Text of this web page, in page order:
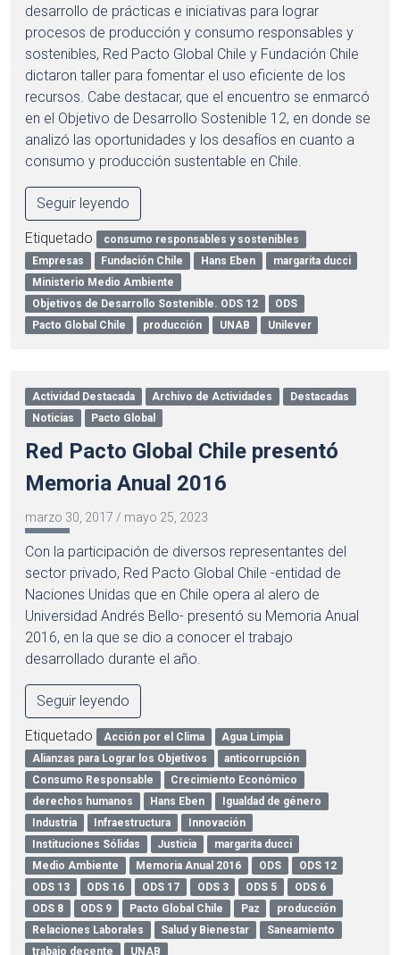
desarrollo de prácticas e iniciativas para lograr
procesos de producción y consumo responsables y
sostenibles, Red Pacto Global Chile y Fundación Chile
dictaron taller para fomentar el uso eficiente de los
recursos. Cabe destacar, que el encuentro se enmarcó
en el Objetivo de Desarrollo Sostenible 12, en donde se
analizó las oportunidades y los desafíos en cuanto a
consumo y producción sustentable en Chile.
Seguir leyendo
Etiquetado
consumo responsables y sostenibles
Empresas
Fundación Chile Hans Eben
margarita ducci
Ministerio Medio Ambiente
Objetivos de Desarrollo Sostenible. ODS 12
ODS
Pacto Global Chile
producción UNAB Unilever
Actividad Destacada Archivo de Actividades
Destacadas
Noticias
Pacto Global
Red Pacto Global Chile presentó
Memoria Anual 2016
marzo 30, 2017 / mayo 25, 2023
Con la participación de diversos representantes del
sector privado, Red Pacto Global Chile -entidad de
Naciones Unidas que en Chile opera al alero de
Universidad Andrés Bello- presentó su Memoria Anual
2016, en la que se dio a conocer el trabajo
desarrollado durante el año.
Seguir leyendo
Etiquetado Acción por el Clima
Agua Limpia
Alianzas para Lograr los Objetivos
anticorrupción
Consumo Responsable
Crecimiento Económico
derechos humanos
Hans Eben
Igualdad de género
Industria
Infraestructura
Innovación
Instituciones Sólidas
Justicia
margarita ducci
Medio Ambiente
Memoria Anual 2016 ODS
ODS 12
ODS 13
ODS 16 ODS 17 ODS 3 ODS 5
ODS 6
ODS 8
ODS 9 Pacto Global Chile Paz
producción
Relaciones Laborales
Salud y Bienestar
Saneamiento
trabajo decente
UNAB